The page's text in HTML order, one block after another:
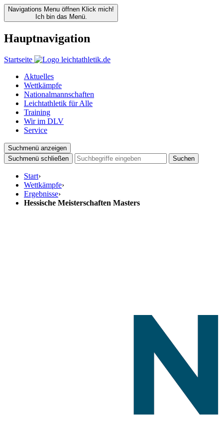
Navigations Menu öffnen Klick mich!
Ich bin das Menü.
Hauptnavigation
Startseite
Aktuelles
Wettkämpfe
Nationalmannschaften
Leichtathletik für Alle
Training
Wir im DLV
Service
Suchmenü anzeigen
Suchmenü schließen
Suchen
Start›
Wettkämpfe›
Ergebnisse›
Hessische Meisterschaften Masters